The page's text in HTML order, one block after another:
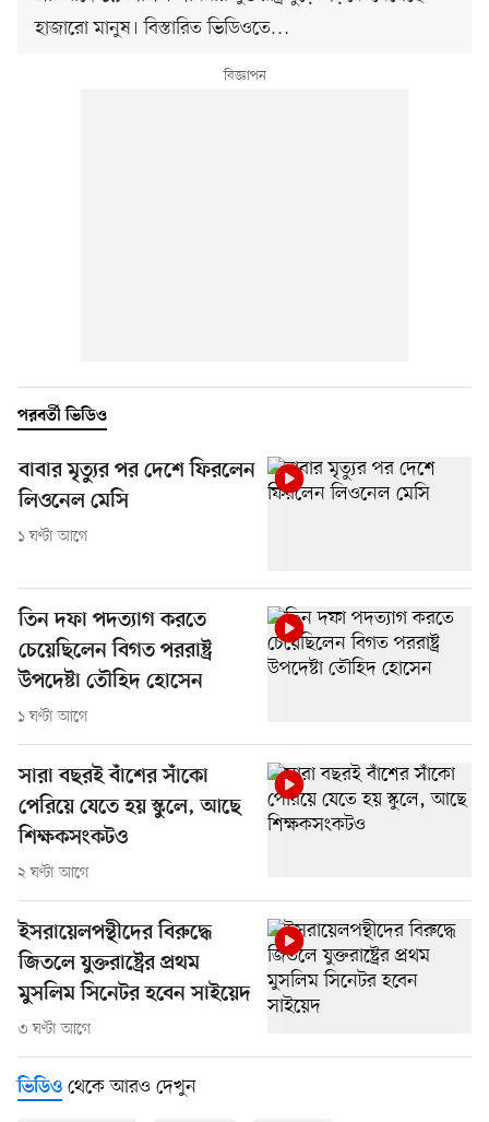
হাজারো মানুষ। বিস্তারিত ভিডিওতে…
পরবর্তী ভিডিও
বাবার মৃত্যুর পর দেশে ফিরলেন
লিওনেল মেসি
১ ঘণ্টা আগে
তিন দফা পদত্যাগ করতে
চেয়েছিলেন বিগত পররাষ্ট্র
উপদেষ্টা তৌহিদ হোসেন
১ ঘণ্টা আগে
সারা বছরই বাঁশের সাঁকো
পেরিয়ে যেতে হয় স্কুলে, আছে
শিক্ষকসংকটও
২ ঘণ্টা আগে
ইসরায়েলপন্থীদের বিরুদ্ধে
জিতলে যুক্তরাষ্ট্রের প্রথম
মুসলিম সিনেটর হবেন সাইয়েদ
৩ ঘণ্টা আগে
ভিডিও থেকে আরও দেখুন